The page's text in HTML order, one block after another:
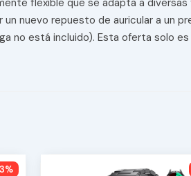
flexible que se adapta a
nuevo repuesto de auricular a un
no está incluido). Esta oferta solo